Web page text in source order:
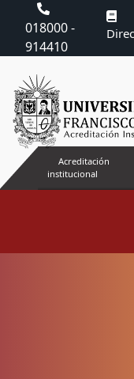
018000 -
914410
Acreditación
institucional